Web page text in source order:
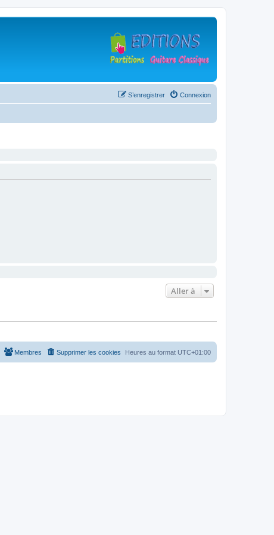
Connexion
S’enregistrer
Aller à
Heures au format UTC+01:00
Supprimer les cookies
Membres